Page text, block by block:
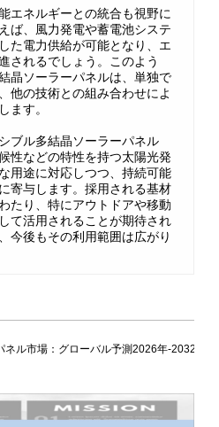
エネルギーとの統合も視野に
ば、風力発電や蓄電池システ
た電力供給が可能となり、エ
されるでしょう。このよう
晶ソーラーパネルは、単独で
他の技術との組み合わせによ
ます。
ブル多結晶ソーラーパネル
性などの特性を持つ太陽光発
用途に対応しつつ、持続可能
寄与します。採用される基材
たり、特にアウトドアや移動
て活用されることが期待され
今後もその利用範囲は広がり
ネル市場：グローバル予測2026年-2032年